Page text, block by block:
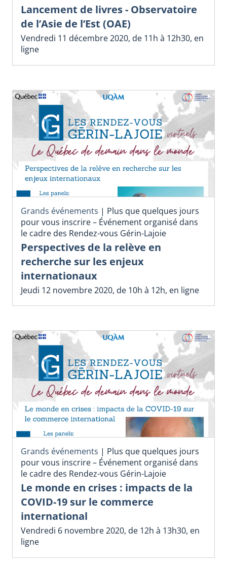
Lancement de livres - Observatoire
de l’Asie de l’Est (OAE)
Vendredi 11 décembre 2020, de 11h à 12h30, en
ligne
Grands événements | Plus que quelques jours
pour vous inscrire – Événement organisé dans
le cadre des Rendez-vous Gérin-Lajoie
Perspectives de la relève en
recherche sur les enjeux
internationaux
Jeudi 12 novembre 2020, de 10h à 12h, en ligne
Grands événements | Plus que quelques jours
pour vous inscrire – Événement organisé dans
le cadre des Rendez-vous Gérin-Lajoie
Le monde en crises : impacts de la
COVID-19 sur le commerce
international
Vendredi 6 novembre 2020, de 12h à 13h30, en
ligne